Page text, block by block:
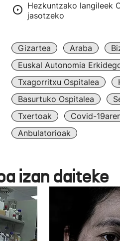
Hezkuntzako langileek
jasotzeko
Gizartea Araba
Euskal Autonomia
Txagorritxu Ospitalea
Basurtuko Ospitalea
Txertoak
Covid-
Anbulatorioak
izan daiteke